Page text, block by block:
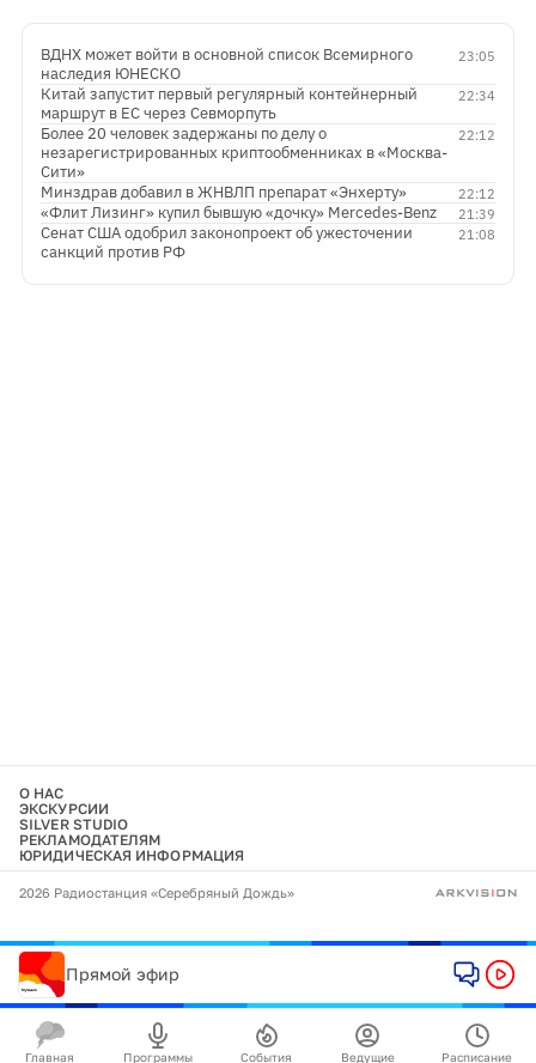
23:05
ВДНХ может войти в основной список Всемирного
наследия ЮНЕСКО
22:34
Китай запустит первый регулярный контейнерный
маршрут в ЕС через Севморпуть
22:12
Более 20 человек задержаны по делу о
незарегистрированных криптообменниках в «Москва-
Сити»
22:12
Минздрав добавил в ЖНВЛП препарат «Энхерту»
21:39
«Флит Лизинг» купил бывшую «дочку» Mercedes-Benz
21:08
Сенат США одобрил законопроект об ужесточении
санкций против РФ
О НАС
ЭКСКУРСИИ
SILVER STUDIO
РЕКЛАМОДАТЕЛЯМ
ЮРИДИЧЕСКАЯ ИНФОРМАЦИЯ
2026 Радиостанция «Серебряный Дождь»
Прямой эфир
Главная Программы События Ведущие Расписание